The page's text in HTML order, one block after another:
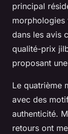
principal
morphologies
dans les avis
qualité-prix
proposant
Le quatrième
avec des
authenticité.
retours ont